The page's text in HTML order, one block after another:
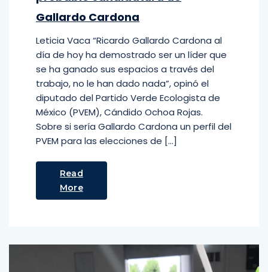
Gallardo Cardona
Leticia Vaca “Ricardo Gallardo Cardona al
día de hoy ha demostrado ser un líder que
se ha ganado sus espacios a través del
trabajo, no le han dado nada”, opinó el
diputado del Partido Verde Ecologista de
México (PVEM), Cándido Ochoa Rojas.
Sobre si sería Gallardo Cardona un perfil del
PVEM para las elecciones de […]
Read
More